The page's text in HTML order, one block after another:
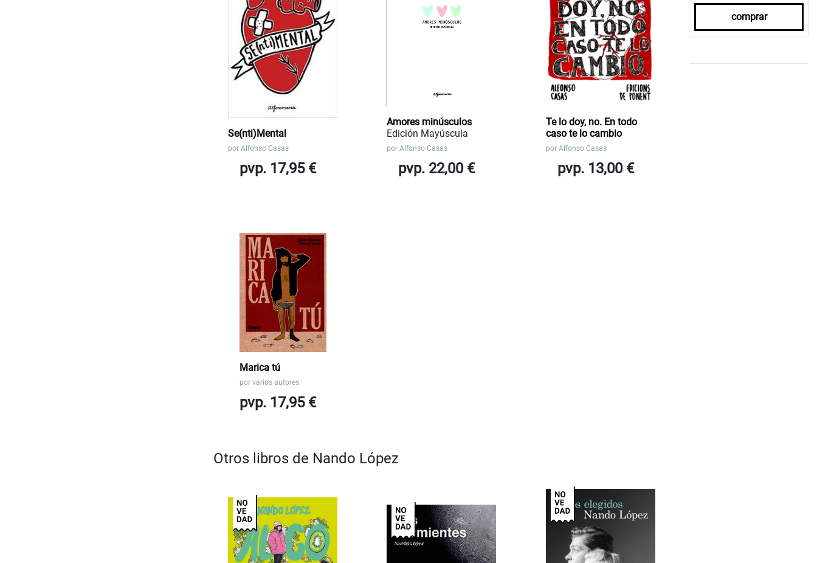
Se(nti)Mental
por Alfonso Casas
pvp. 17,95 €
Amores minúsculos
Edición Mayúscula
porAlfonso Casas
pvp. 22,00 €
Te lo doy, no. En todo
caso te lo cambio
por Alfonso Casas
pvp. 13,00 €
Marica tú
por varios autores
pvp. 17,95 €
Otros libros de Nando López
comprar